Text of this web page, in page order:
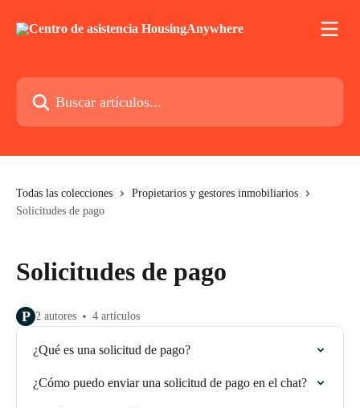
Buscar artículos...
Todas las colecciones
Propietarios y gestores inmobiliarios
Solicitudes de pago
Solicitudes de pago
P 2 autores 4 artículos
¿Qué es una solicitud de pago?
¿Cómo puedo enviar una solicitud de pago en el chat?